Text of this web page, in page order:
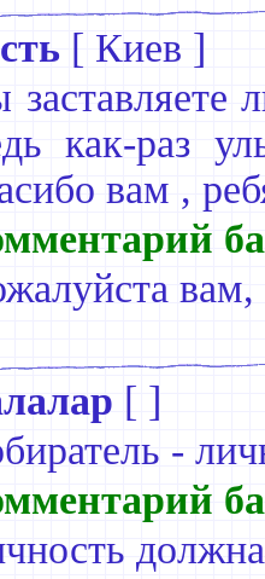
[ Киев ]
заставляете
как-раз
вам ,
вам,
[ ]
-